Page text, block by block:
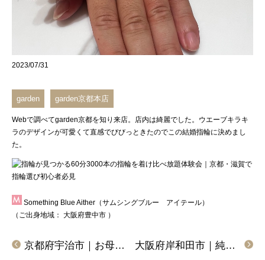
2023/07/31
garden garden京都本店
Webで調べてgarden京都を知り来店。店内は綺麗でした。 ウエーブキラキ
ラのデザインが可愛くて直感でびびっときたのでこの結婚指輪に決めまし
た。
Something Blue Aither（サムシングブルー アイテール）
（ご出身地域： 大阪府豊中市 ）
大阪府岸和田市｜純度の高さと鍛造製法という丈夫さをもつ、パイロットブライダルの結婚指輪をご成約いただきました。
京都府宇治市｜お母様のダイヤモンドを婚約指輪へリフォームいただきました